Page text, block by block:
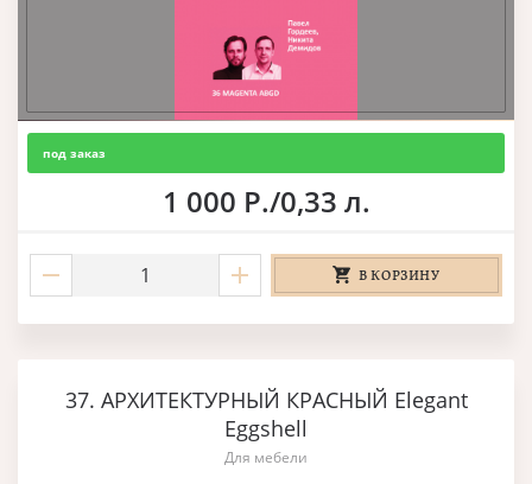
под заказ
1 000 Р./0,33 л.
В КОРЗИНУ
37. АРХИТЕКТУРНЫЙ КРАСНЫЙ Elegant
Eggshell
Для мебели